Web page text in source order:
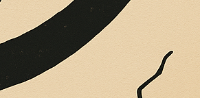
giaccio istantanee,...